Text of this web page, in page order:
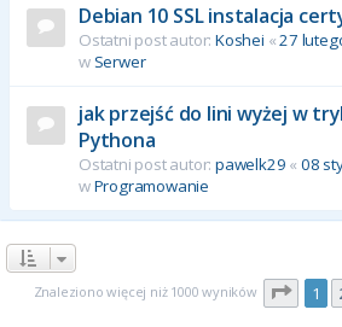
Debian 10 SSL instalacja
Ostatni post autor: Koshei «27
w Serwer
jak przejść do lini wyżej w
Pythona
Ostatni post autor: pawelk29 « 08
wProgramowanie
Znaleziono więcej niż 1000 wyników 1